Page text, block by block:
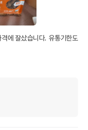
에 잘샀습니다. 유통기한도